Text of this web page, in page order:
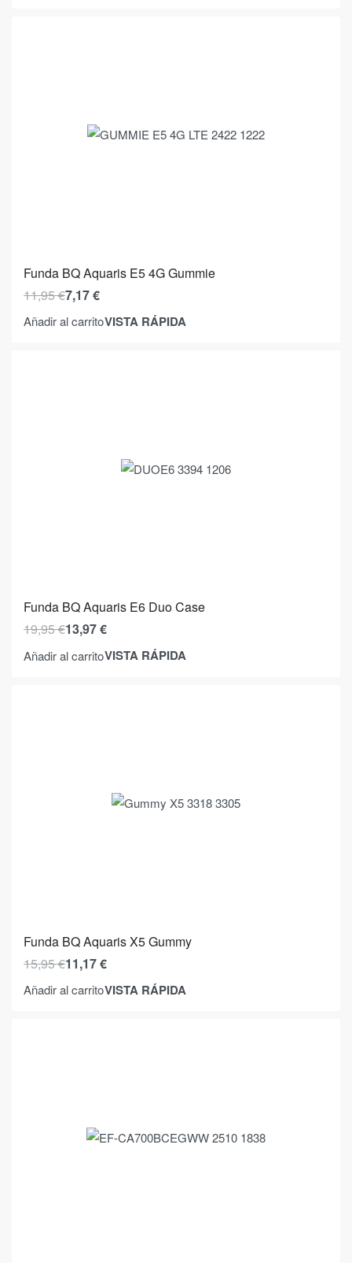
Funda BQ Aquaris E5 4G Gummie
11,95€7,17€
Añadir al carritoVISTA RÁPIDA
Funda BQ Aquaris E6 Duo Case
19,95€13,97€
Añadir al carritoVISTA RÁPIDA
Funda BQ Aquaris X5 Gummy
15,95€11,17€
Añadir al carritoVISTA RÁPIDA